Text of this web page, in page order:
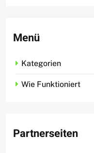
Menü
Kategorien
Wie Funktioniert
Partnerseiten